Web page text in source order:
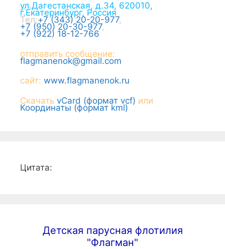
ул.Дагестанская, д.34, 620010,
г.Екатеринбург, Россия
Тел:+7 (343) 20-20-977,
+7 (950) 20-30-977,
+7 (922) 18-12-766
отправить сообщение:
flagmanenok@gmail.com
сайт: www.flagmanenok.ru
Скачать vCard (формат vcf) или
Координаты (формат kml)
Цитата:
Детская парусная флотилия
"Флагман"